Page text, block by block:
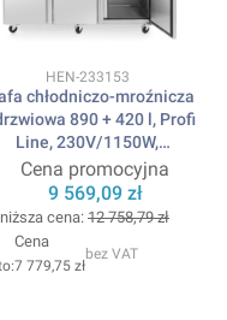
Kod produktu
HEN-233153
chłodniczo-mroźnicza
890 + 420 l, Profi
Line, 230V/1150W,
1800x740x(H)1950mm
ARKTIC
Cena promocyjna
9 569,09 zł
cena: 12 758,79 zł
Cena
7 779,75 zł
bez VAT